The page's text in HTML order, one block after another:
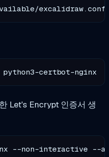
Let's Encrypt 인증서 생
--non-interactive --